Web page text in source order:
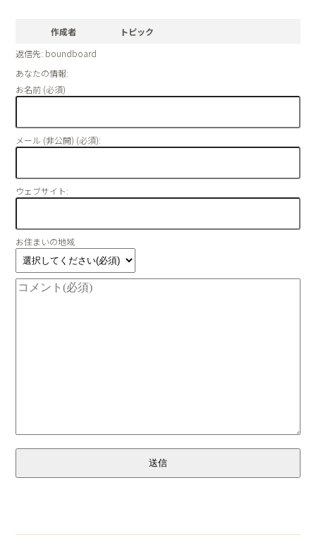
作成者
トピック
返信先: boundboard
あなたの情報:
お名前 (必須)
メール (非公開) (必須):
ウェブサイト:
お住まいの地域
送信